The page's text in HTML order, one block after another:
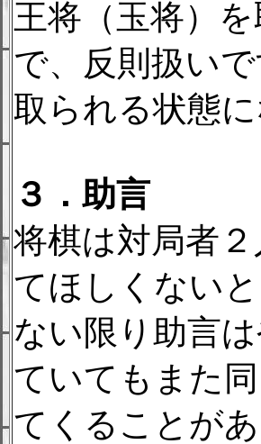
王将（玉将）
で、反則扱い
取られる状態
３．助言
将棋は対局者
てほしくない
ない限り助言
ていてもまた
てくることが